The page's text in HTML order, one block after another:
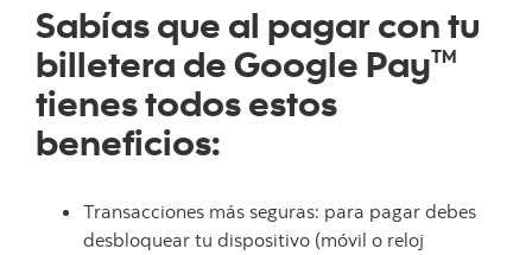
Sabías que al pagar con tu
billetera de Google PayTM
tienes todos estos
beneficios:
Transacciones más seguras: para pagar debes
desbloquear tu dispositivo (móvil o reloj